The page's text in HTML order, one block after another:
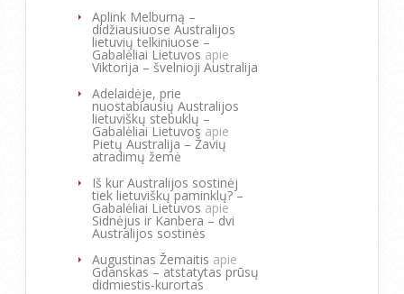
Aplink Melburną –
didžiausiuose Australijos
lietuvių telkiniuose –
Gabalėliai Lietuvos apie
Viktorija – švelnioji Australija
Adelaidėje, prie
nuostabiausių Australijos
lietuviškų stebuklų –
Gabalėliai Lietuvos apie
Pietų Australija – Žavių
atradimų žemė
Iš kur Australijos sostinėj
tiek lietuviškų paminklų? –
Gabalėliai Lietuvos apie
Sidnėjus ir Kanbera – dvi
Australijos sostinės
Augustinas Žemaitis apie
Gdanskas – atstatytas prūsų
didmiestis-kurortas